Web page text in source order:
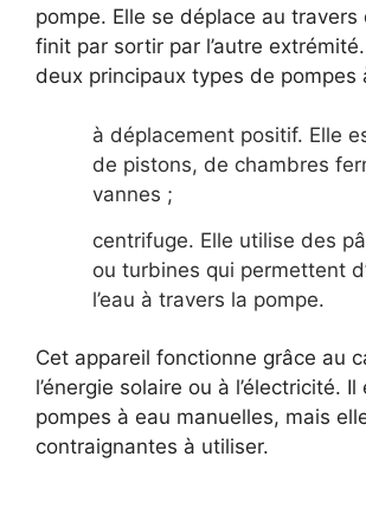
pompe. Elle se déplace au
finit par sortir par l’autre
deux principaux types de pompes
à déplacement positif. Elle
de pistons, de chambres
vannes ;
centrifuge. Elle utilise des
ou turbines qui permettent
l’eau à travers la pompe.
Cet appareil fonctionne grâce au
l’énergie solaire ou à l’électricité.
pompes à eau manuelles, mais
contraignantes à utiliser.